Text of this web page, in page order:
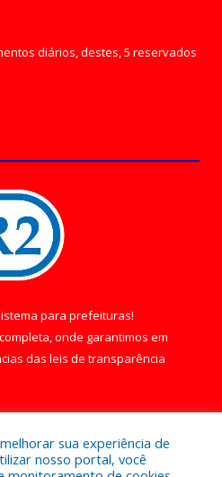
diários, destes, 5 reservados
para prefeituras!
completa, onde garantimos em
das leis de transparência
sua experiência de
nosso portal, você